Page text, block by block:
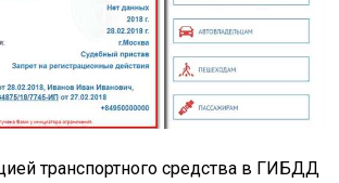
транспортного средства в ГИБДД